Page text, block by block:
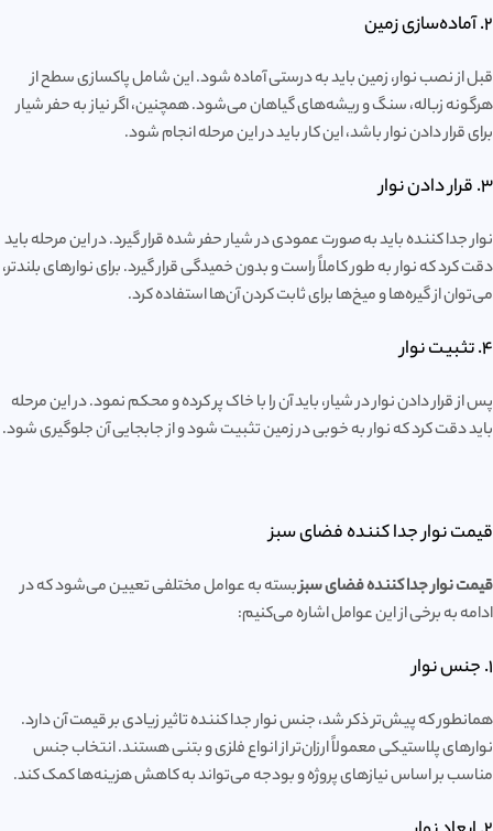
2. آماده‌سازی زمین
قبل از نصب نوار، زمین باید به درستی آماده شود. این شامل پاکسازی سطح از
هرگونه زباله، سنگ و ریشه‌های گیاهان می‌شود. همچنین، اگر نیاز به حفر شیار
برای قرار دادن نوار باشد، این کار باید در این مرحله انجام شود.
3. قرار دادن نوار
نوار جدا کننده باید به صورت عمودی در شیار حفر شده قرار گیرد. در این مرحله باید
دقت کرد که نوار به طور کاملاً راست و بدون خمیدگی قرار گیرد. برای نوارهای بلندتر،
می‌توان از گیره‌ها و میخ‌ها برای ثابت کردن آن‌ها استفاده کرد.
4. تثبیت نوار
پس از قرار دادن نوار در شیار، باید آن را با خاک پر کرده و محکم نمود. در این مرحله
باید دقت کرد که نوار به خوبی در زمین تثبیت شود و از جابجایی آن جلوگیری شود.
قیمت نوار جدا کننده فضای سبز
قیمت نوار جدا کننده فضای سبزبسته به عوامل مختلفی تعیین می‌شود که در
ادامه به برخی از این عوامل اشاره می‌کنیم:
1. جنس نوار
همانطور که پیش‌تر ذکر شد، جنس نوار جدا کننده تاثیر زیادی بر قیمت آن دارد.
نوارهای پلاستیکی معمولاً ارزان‌تر از انواع فلزی و بتنی هستند. انتخاب جنس
مناسب بر اساس نیازهای پروژه و بودجه می‌تواند به کاهش هزینه‌ها کمک کند.